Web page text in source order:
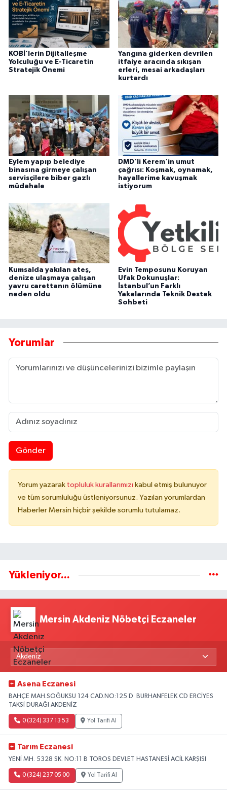
KOBİ’lerin Dijitalleşme
Yolculuğu ve E-Ticaretin
Stratejik Önemi
Yangına giderken devrilen
itfaiye aracında sıkışan
erleri, mesai arkadaşları
kurtardı
Eylem yapıp belediye
binasına girmeye çalışan
servisçilere biber gazlı
müdahale
DMD'li Kerem'in umut
çağrısı: Koşmak, oynamak,
hayallerime kavuşmak
istiyorum
Kumsalda yakılan ateş,
denize ulaşmaya çalışan
yavru carettanın ölümüne
neden oldu
Evin Temposunu Koruyan
Ufak Dokunuşlar:
İstanbul’un Farklı
Yakalarında Teknik Destek
Sohbeti
Yorumlar
Gönder
Yorum yazarak topluluk kurallarımızı kabul etmiş bulunuyor
ve tüm sorumluluğu üstleniyorsunuz. Yazılan yorumlardan
Haberler Mersin hiçbir şekilde sorumlu tutulamaz.
Yükleniyor...
Mersin Akdeniz Nöbetçi Eczaneler
Asena Eczanesi
BAHÇE MAH.SOĞUKSU 124 CAD.NO:125 D BURHANFELEK CD ERCİYES
TAKSİ DURAĞI AKDENİZ
0 (324) 337 13 53 Yol Tarifi Al
Tarım Eczanesi
YENİ MH. 5328 SK. NO:11 B TOROS DEVLET HASTANESİ ACİL KARŞISI
0 (324) 237 05 00 Yol Tarifi Al